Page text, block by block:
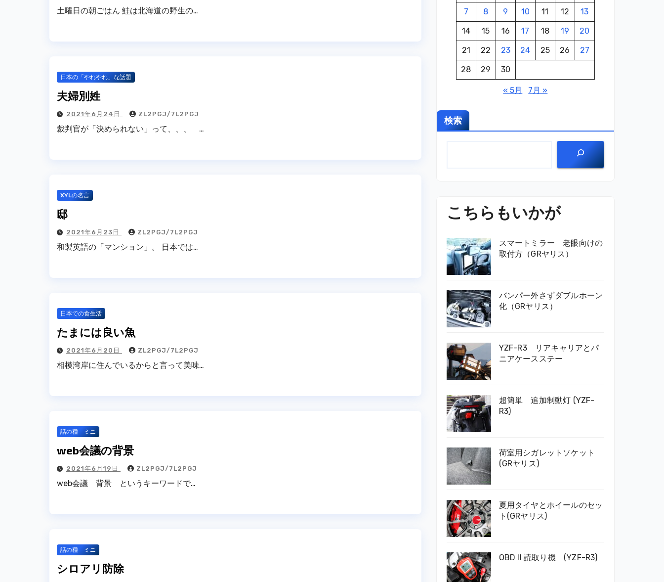
土曜日の朝ごはん 鮭は北海道の野生の…
日本の「やれやれ」な話題
夫婦別姓
2021年6月24日 ZL2PGJ/7L2PGJ
裁判官が「決められない」って、、、 …
XYLの名言
邸
2021年6月23日 ZL2PGJ/7L2PGJ
和製英語の「マンション」。 日本では…
日本での食生活
たまには良い魚
2021年6月20日 ZL2PGJ/7L2PGJ
相模湾岸に住んでいるからと言って美味…
話の種 ミニ
web会議の背景
2021年6月19日 ZL2PGJ/7L2PGJ
web会議 背景 というキーワードで…
話の種 ミニ
シロアリ防除
7 8 9 10 11 12 13
14 15 16 17 18 19 20
21 22 23 24 25 26 27
28 29 30
« 5月 7月 »
検索
こちらもいかが
スマートミラー 老眼向けの
取付方（GRヤリス）
バンパー外さずダブルホーン
化（GRヤリス）
YZF-R3 リアキャリアとパ
ニアケースステー
超簡単 追加制動灯 (YZF-
R3)
荷室用シガレットソケット
(GRヤリス)
夏用タイヤとホイールのセッ
ト(GRヤリス)
OBD II 読取り機 (YZF-R3)